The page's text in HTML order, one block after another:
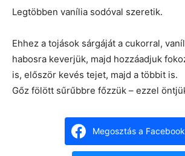
Legtöbben vanília sodóval szeretik.
Ehhez a tojások sárgáját a cukorral,
habosra keverjük, majd hozzáadjuk
is, először kevés tejet, majd a többit is.
Gőz fölött sűrűbbre főzzük – ezzel
Megosztás a